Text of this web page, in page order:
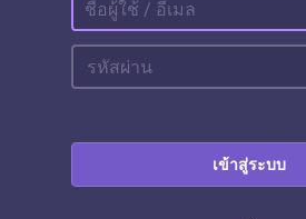
เข้าสู่ระบบ